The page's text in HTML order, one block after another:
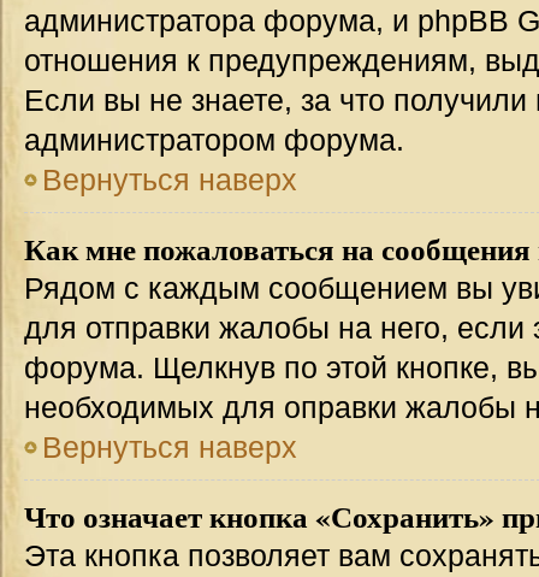
администратора форума, и phpBB
отношения к предупреждениям,
Если вы не знаете, за что
администратором форума.
Вернуться наверх
Как мне пожаловаться на сообщения
Рядом с каждым сообщением вы
для отправки жалобы на него,
форума. Щелкнув по этой кнопке,
необходимых для оправки жалобы
Вернуться наверх
Что означает кнопка «Сохранить»
Эта кнопка позволяет вам